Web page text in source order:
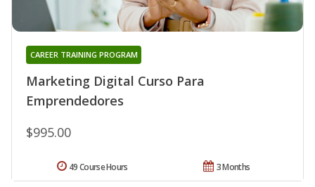
Marketing Digital Curso Para
Emprendedores
CAREER TRAINING PROGRAM
$995.00
3 Months
49 Course Hours